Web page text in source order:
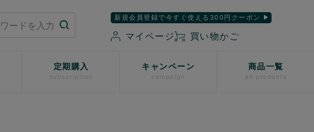
新規会員登録で今すぐ使える300円クーポン
マイページ 買い物かご
定期購入
subscription
キャンペーン
campaign
商品一覧
all products